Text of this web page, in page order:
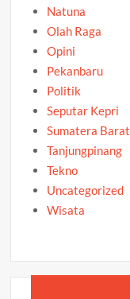
Natuna
Olah Raga
Opini
Pekanbaru
Politik
Seputar Kepri
Sumatera Barat
Tanjungpinang
Tekno
Uncategorized
Wisata